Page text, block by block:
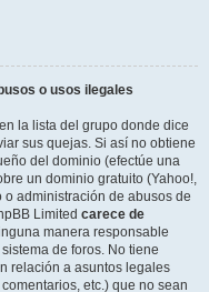
o usos ilegales
la lista del grupo donde dice
sus quejas. Si así no obtiene
del dominio (efectúe una
un dominio gratuito (Yahoo!,
o administración de abusos de
Limited carece de
manera responsable
de foros. No tiene
relación a asuntos legales
etc.) que no sean